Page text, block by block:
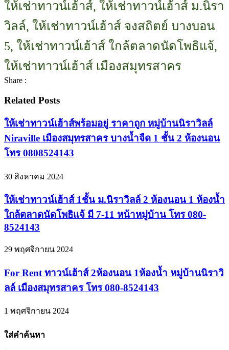
ให้เช่าทาวน์เฮ้าส์, ให้เช่าทาวน์เฮ้าส์ ม.นิรา
วิลล์, ให้เช่าทาวน์เฮ้าส์ จงสถิตย์ บางบอน
5, ให้เช่าทาวน์เฮ้าส์ ใกล้ตลาดนัดโพธิแจ้,
ให้เช่าทาวน์เฮ้าส์ เมืองสมุทรสาคร
Share :
Related Posts
ให้เช่าทาวน์เฮ้าส์พร้อมอยู่ ราคาถูก หมู่บ้านนิราวิลล์
Niraville เมืองสมุทรสาคร บางน้ำจืด 1 ชั้น 2 ห้องนอน
โทร 0808524143
30 สิงหาคม 2024
ให้เช่าทาวน์เฮ้าส์ 1ชั้น ม.นิราวิลล์ 2 ห้องนอน 1 ห้องน้ำ
ใกล้ตลาดนัดโพธิแจ้ มี 7-11 หน้าหมู่บ้าน โทร 080-
8524143
29 พฤศจิกายน 2024
For Rent ทาวน์เฮ้าส์ 2ห้องนอน 1ห้องน้ำ หมู่บ้านนิราวิ
ลล์ เมืองสมุทรสาคร โทร 080-8524143
1 พฤศจิกายน 2024
ใส่คำค้นหา